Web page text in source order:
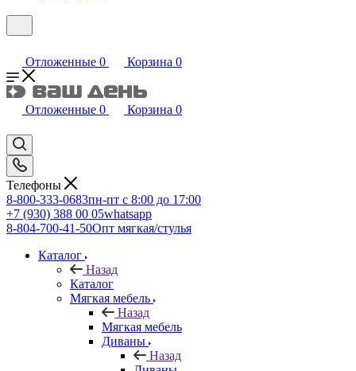
Отложенные 0 Корзина 0
Отложенные 0 Корзина 0
Телефоны
8-800-333-0683пн-пт с 8:00 до 17:00
+7 (930) 388 00 05whatsapp
8-804-700-41-50Опт мягкая/стулья
Каталог
Назад
Каталог
Мягкая мебель
Назад
Мягкая мебель
Диваны
Назад